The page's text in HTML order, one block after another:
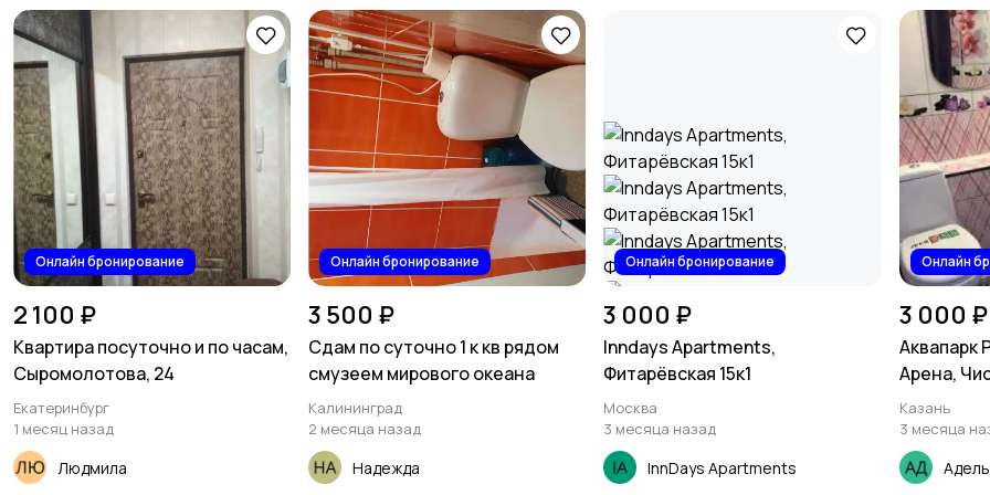
Онлайн бронирование
2 100 ₽
Квартира посуточно и по часам,
Сыромолотова, 24
Екатеринбург
1 месяц назад
Людмила
Онлайн бронирование
3 500 ₽
Сдам по суточно 1 к кв рядом
смузеем мирового океана
Калининград
2 месяца назад
Надежда
Онлайн бронирование
3 000 ₽
Inndays Apartments,
Фитарёвская 15к1
Москва
3 месяца назад
InnDays Apartments
Онлайн
3 000 ₽
Аквапарк
Арена,
Казань
3 месяца
Адель